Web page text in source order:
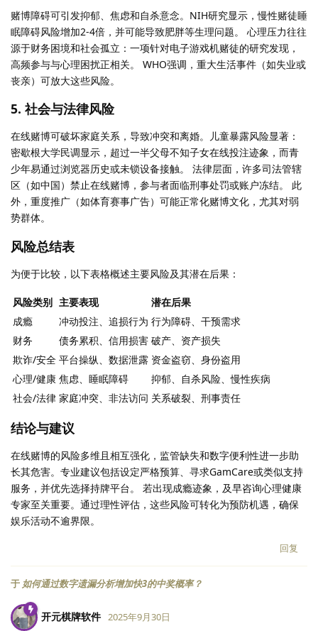
赌博障碍可引发抑郁、焦虑和自杀意念。NIH研究显示，慢性赌徒睡
眠障碍风险增加2-4倍，并可能导致肥胖等生理问题。 心理压力往往
源于财务困境和社会孤立：一项针对电子游戏机赌徒的研究发现，
高频参与与心理困扰正相关。 WHO强调，重大生活事件（如失业或
丧亲）可放大这些风险。
5. 社会与法律风险
在线赌博可破坏家庭关系，导致冲突和离婚。儿童暴露风险显著：
密歇根大学民调显示，超过一半父母不知子女在线投注迹象，而青
少年易通过浏览器历史或未锁设备接触。 法律层面，许多司法管辖
区（如中国）禁止在线赌博，参与者面临刑事处罚或账户冻结。 此
外，重度推广（如体育赛事广告）可能正常化赌博文化，尤其对弱
势群体。
风险总结表
为便于比较，以下表格概述主要风险及其潜在后果：
风险类别 主要表现
潜在后果
成瘾
冲动投注、追损行为 行为障碍、干预需求
财务
债务累积、信用损害 破产、资产损失
欺诈/安全 平台操纵、数据泄露 资金盗窃、身份盗用
心理/健康 焦虑、睡眠障碍
抑郁、自杀风险、慢性疾病
社会/法律 家庭冲突、非法访问 关系破裂、刑事责任
结论与建议
在线赌博的风险多维且相互强化，监管缺失和数字便利性进一步助
长其危害。专业建议包括设定严格预算、寻求GamCare或类似支持
服务，并优先选择持牌平台。 若出现成瘾迹象，及早咨询心理健康
专家至关重要。通过理性评估，这些风险可转化为预防机遇，确保
娱乐活动不逾界限。
回复
于 如何通过数字遗漏分析增加快3的中奖概率？
开元棋牌软件 2025年9月30日